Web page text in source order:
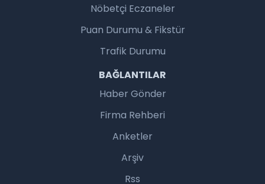
Nöbetçi Eczaneler
Puan Durumu & Fikstür
Trafik Durumu
BAĞLANTILAR
Haber Gönder
Firma Rehberi
Anketler
Arşiv
Rss